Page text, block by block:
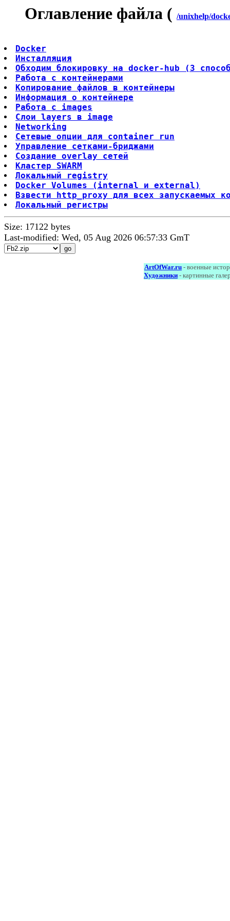
Оглавление файла ( /unixhelp/
Docker
Инсталляция
Обходим блокировку на docker-hub (3
Работа с контейнерами
Копирование файлов в контейнеры
Информация о контейнере
Работа с images
Слои layers в image
Networking
Сетевые опции для container run
Управление сетками-бриджами
Создание overlay сетей
Кластер SWARM
Локальный registry
Docker Volumes (internal и external)
Взвести http_proxy для всех запускаемых
Локальный регистры
Size: 17122 bytes
Last-modified: Wed, 05 Aug 2026 06:57:33 GmT
ArtOfWar.ru - военные
Художники - картинные